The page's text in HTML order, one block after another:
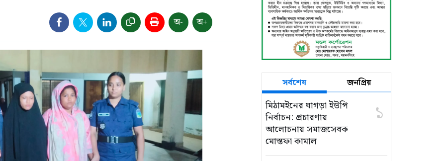
অ- অ+
সর্বশেষ জনপ্রিয়
মিঠামইনের ঘাগড়া ইউপি
নির্বাচন: প্রচারণায়
আলোচনায় সমাজসেবক
মোস্তফা কামাল
১